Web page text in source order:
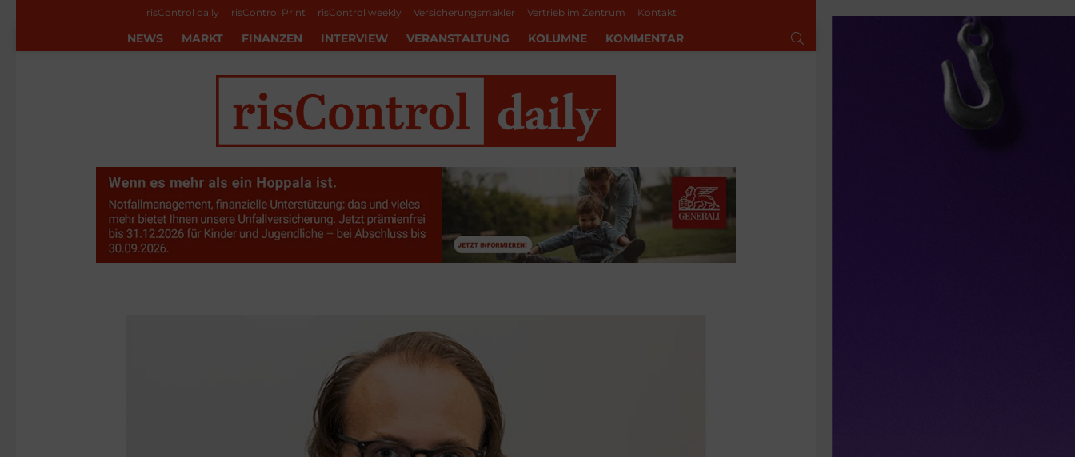
risControl daily risControl Print risControl weekly Versicherungsmakler Vertrieb im Zentrum Kontakt
NEWS MARKT FINANZEN INTERVIEW VERANSTALTUNG KOLUMNE KOMMENTAR